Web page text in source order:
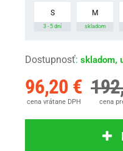
S
3 - 5 dní
M
skladom
Dostupnosť: skladom,
96,20 €
cena vrátane DPH cena